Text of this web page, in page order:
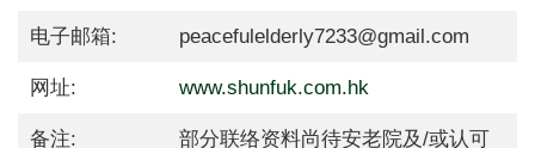
电子邮箱: peacefulelderly7233@gmail.com
网址: www.shunfuk.com.hk
备注:
部分联络资料尚待安老院及/或认可